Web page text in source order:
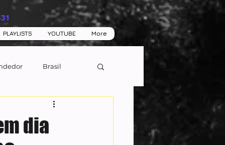
PLAYLISTS YOUTUBE More
Brasil
dia